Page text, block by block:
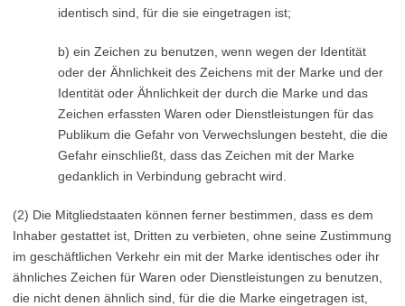
identisch sind, für die sie eingetragen ist;
b) ein Zeichen zu benutzen, wenn wegen der Identität
oder der Ähnlichkeit des Zeichens mit der Marke und der
Identität oder Ähnlichkeit der durch die Marke und das
Zeichen erfassten Waren oder Dienstleistungen für das
Publikum die Gefahr von Verwechslungen besteht, die die
Gefahr einschließt, dass das Zeichen mit der Marke
gedanklich in Verbindung gebracht wird.
(2) Die Mitgliedstaaten können ferner bestimmen, dass es dem
Inhaber gestattet ist, Dritten zu verbieten, ohne seine Zustimmung
im geschäftlichen Verkehr ein mit der Marke identisches oder ihr
ähnliches Zeichen für Waren oder Dienstleistungen zu benutzen,
die nicht denen ähnlich sind, für die die Marke eingetragen ist,